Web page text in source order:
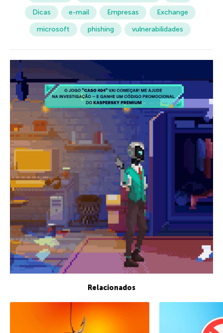
Dicas
e-mail Empresas
Exchange
microsoft
phishing vulnerabilidades
Relacionados